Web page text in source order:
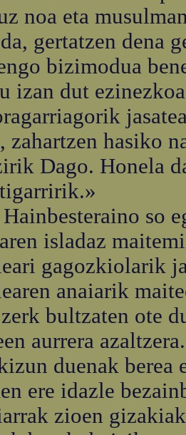
noa eta
gertatzen dena
bizimodua
izan dut
zahartzen hasiko
Dago. Honela
so
isladaz
gagozkiolarik
anaiarik
bultzaten ote
aurrera
duenak berea
ere idazle
zioen